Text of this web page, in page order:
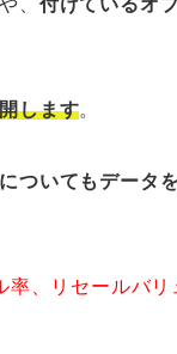
や、 付けているオ
します。
ついてもデータ
、リセールバリ